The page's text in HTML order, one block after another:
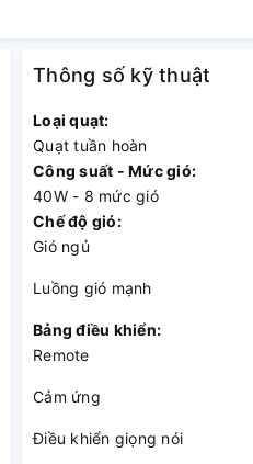
Thông số kỹ thuật
Loại quạt:
Quạt tuần hoàn
Công suất - Mức gió:
40W - 8 mức gió
Chế độ gió:
Gió ngủ
Luồng gió mạnh
Bảng điều khiển:
Remote
Cảm ứng
Điều khiển giọng nói